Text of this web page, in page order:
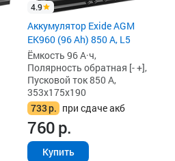
4.9
Аккумулятор Exide AGM
EK960 (96 Ah) 850 А, L5
Ёмкость 96 А·ч,
Полярность обратная [- +],
Пусковой ток 850 А,
353x175x190
733р. при сдаче акб
760р.
Купить